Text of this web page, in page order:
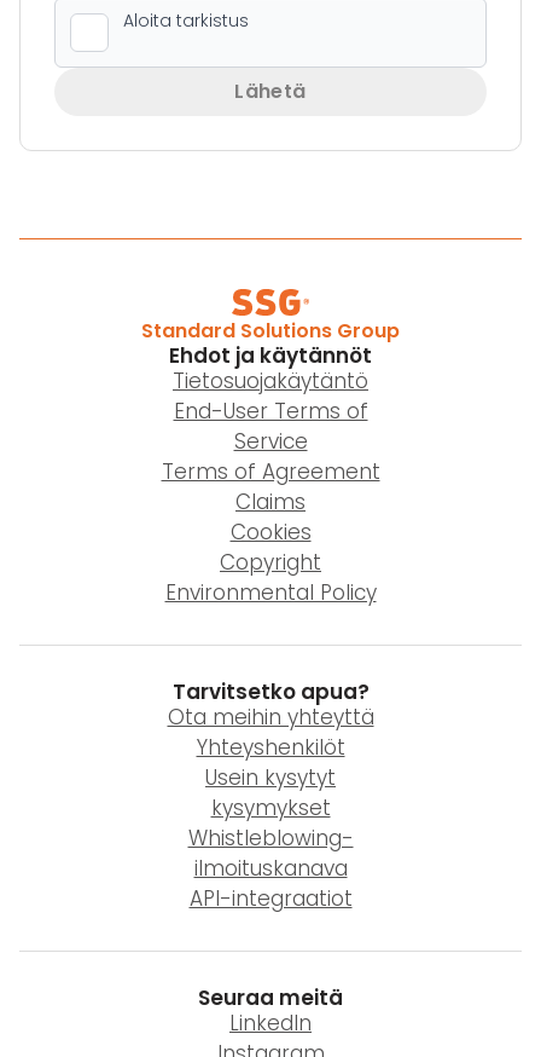
Lähetä
Standard Solutions Group
Ehdot ja käytännöt
Tietosuojakäytäntö
End-User Terms of
Service
Terms of Agreement
Claims
Cookies
Copyright
Environmental Policy
Tarvitsetko apua?
Ota meihin yhteyttä
Yhteyshenkilöt
Usein kysytyt
kysymykset
Whistleblowing-
ilmoituskanava
API-integraatiot
Seuraa meitä
LinkedIn